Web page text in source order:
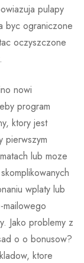
pulapy
byc ograniczone
oczyszczone
nowi
program
ktory jest
pierwszym
lub moze
wplaty lub
Jako problemy z
o o bonusow?
ktore